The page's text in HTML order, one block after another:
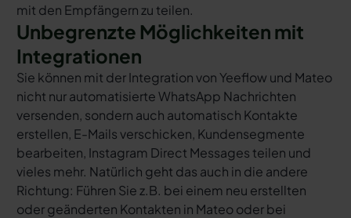
mit den Empfängern zu teilen.
Unbegrenzte Möglichkeiten mit
Integrationen
Sie können mit der Integration von Yeeflow und Mateo
nicht nur automatisierte WhatsApp Nachrichten
versenden, sondern auch automatisch Kontakte
erstellen, E-Mails verschicken, Kundensegmente
bearbeiten, Instagram Direct Messages teilen und
vieles mehr. Natürlich geht das auch in die andere
Richtung: Führen Sie z.B. bei einem neu erstellten
oder geänderten Kontakten in Mateo oder bei